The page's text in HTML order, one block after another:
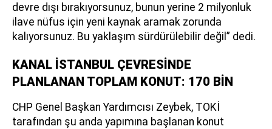
devre dışı bırakıyorsunuz, bunun yerine 2 milyonluk
ilave nüfus için yeni kaynak aramak zorunda
kalıyorsunuz. Bu yaklaşım sürdürülebilir değil” dedi.
KANAL İSTANBUL ÇEVRESİNDE
PLANLANAN TOPLAM KONUT: 170 BİN
CHP Genel Başkan Yardımcısı Zeybek, TOKİ
tarafından şu anda yapımına başlanan konut